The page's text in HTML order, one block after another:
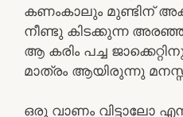
കണംകാലും മുണ്ടിന്
നീണ്ടു കിടക്കുന്ന
ആ കരിം പച്ച
മാത്രം ആയിരുന്നു
ഒരു വാണം വിട്ടാലോ